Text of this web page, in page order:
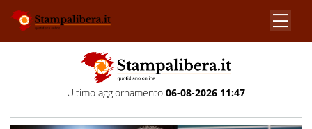
Ultimo aggiornamento 06-08-2026 11:47